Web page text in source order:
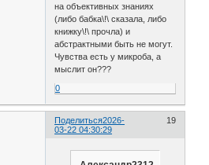
на объективных знаниях
(либо бабка\!\ сказала, либо
книжку\!\ прочла) и
абстрактными быть не могут.
Чувства есть у микроба, а
мыслит он???
0
Поделиться 19
2026-
03-22 04:30:29